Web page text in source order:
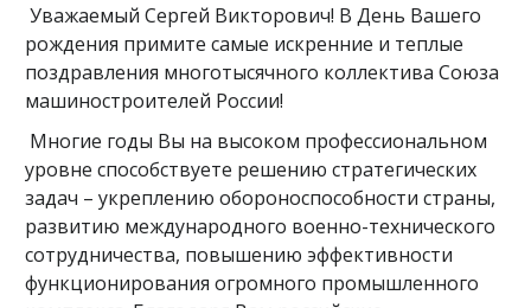
Уважаемый Сергей Викторович! В День Вашего
рождения примите самые искренние и теплые
поздравления многотысячного коллектива Союза
машиностроителей России!
Многие годы Вы на высоком профессиональном
уровне способствуете решению стратегических
задач – укреплению обороноспособности страны,
развитию международного военно-технического
сотрудничества, повышению эффективности
функционирования огромного промышленного